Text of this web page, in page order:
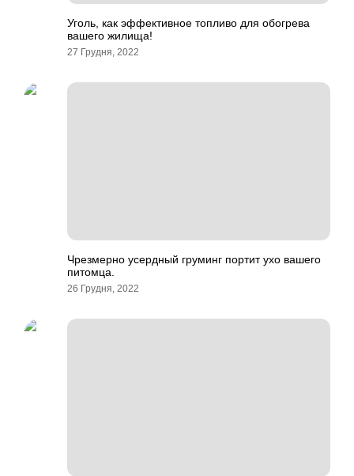
Уголь, как эффективное топливо для обогрева
вашего жилища!
27 Грудня, 2022
Чрезмерно усердный груминг портит ухо вашего
питомца.
26 Грудня, 2022